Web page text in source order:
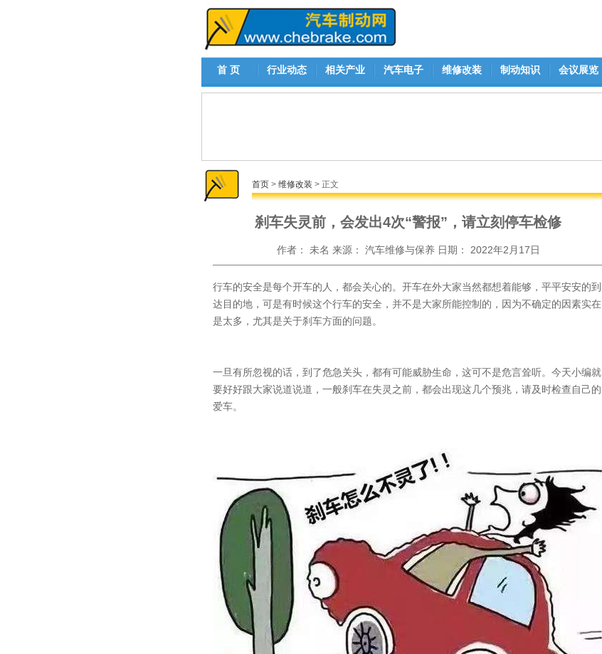
首 页 行业动态 相关产业 汽车电子 维修改装 制动知识 会议展览
首页 > 维修改装 > 正文
刹车失灵前，会发出4次“警报”，请立刻停车检修
作者： 未名 来源： 汽车维修与保养日期： 2022年2月17日
行车的安全是每个开车的人，都会关心的。开车在外大家当然都想着能够，平平安安的到
达目的地，可是有时候这个行车的安全，并不是大家所能控制的，因为不确定的因素实在
是太多，尤其是关于刹车方面的问题。
一旦有所忽视的话，到了危急关头，都有可能威胁生命，这可不是危言耸听。今天小编就
要好好跟大家说道说道，一般刹车在失灵之前，都会出现这几个预兆，请及时检查自己的
爱车。